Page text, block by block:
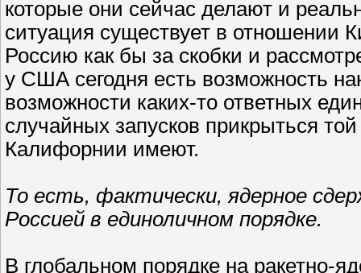
которые они сейчас делают и
ситуация существует в отношении
Россию как бы за скобки и
у США сегодня есть возможность
возможности каких-то ответных
случайных запусков прикрыться
Калифорнии имеют.
То есть, фактически, ядерное
Россией в единоличном порядке.
В глобальном порядке на ракетно-